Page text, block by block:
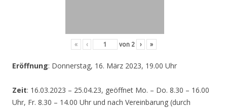
« ‹ von 2 › »
Eröffnung: Donnerstag, 16. März 2023, 19.00 Uhr
Zeit: 16.03.2023 – 25.04.23, geöffnet Mo. – Do. 8.30 – 16.00
Uhr, Fr. 8.30 – 14.00 Uhr und nach Vereinbarung (durch